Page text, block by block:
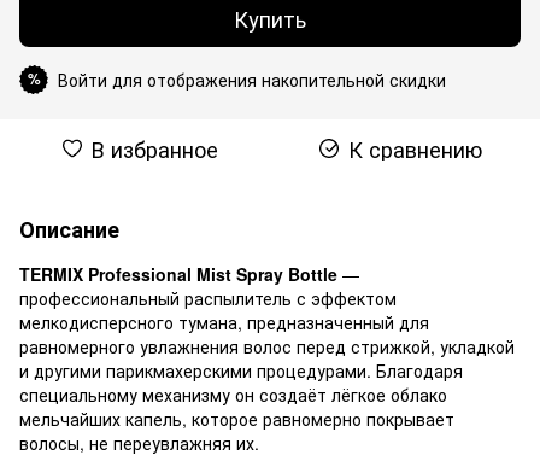
Купить
% Войти для отображения накопительной скидки
В избранное К сравнению
Описание
TERMIX Professional Mist Spray Bottle —
профессиональный распылитель с эффектом
мелкодисперсного тумана, предназначенный для
равномерного увлажнения волос перед стрижкой, укладкой
и другими парикмахерскими процедурами. Благодаря
специальному механизму он создаёт лёгкое облако
мельчайших капель, которое равномерно покрывает
волосы, не переувлажняя их.